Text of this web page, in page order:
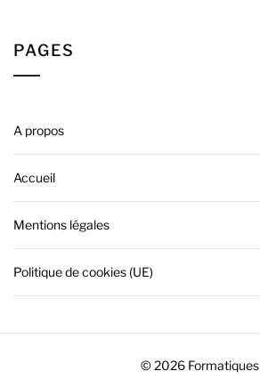
PAGES
A propos
Accueil
Mentions légales
Politique de cookies (UE)
© 2026 Formatiques